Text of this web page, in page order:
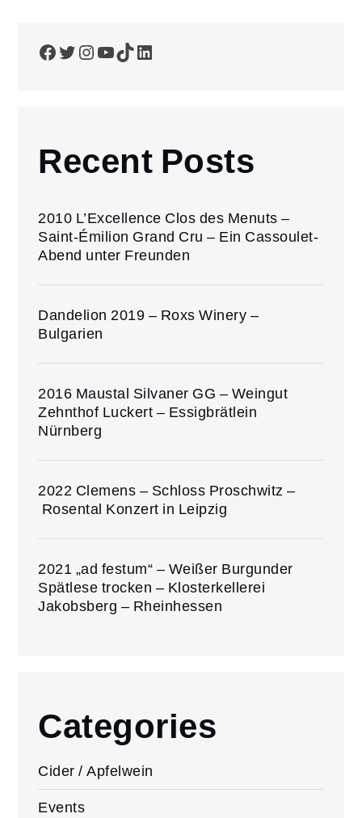
Facebook
Twitter
Instagram
YouTube
TikTokLinkedIn
Recent Posts
2010 L’Excellence Clos des Menuts –
Saint-Émilion Grand Cru – Ein Cassoulet-
Abend unter Freunden
Dandelion 2019 – Roxs Winery –
Bulgarien
2016 Maustal Silvaner GG – Weingut
Zehnthof Luckert – Essigbrätlein
Nürnberg
2022 Clemens – Schloss Proschwitz –
Rosental Konzert in Leipzig
2021 „ad festum“ – Weißer Burgunder
Spätlese trocken – Klosterkellerei
Jakobsberg – Rheinhessen
Categories
Cider / Apfelwein
Events